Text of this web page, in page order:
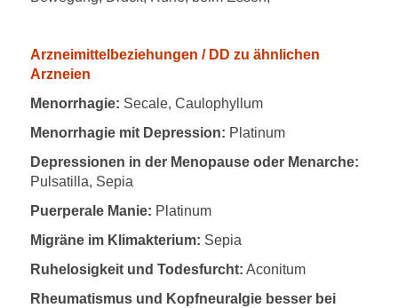
Arzneimittelbeziehungen / DD zu ähnlichen
Arzneien
Menorrhagie: Secale, Caulophyllum
Menorrhagie mit Depression: Platinum
Depressionen in der Menopause oder Menarche:
Pulsatilla, Sepia
Puerperale Manie: Platinum
Migräne im Klimakterium: Sepia
Ruhelosigkeit und Todesfurcht: Aconitum
Rheumatismus und Kopfneuralgie besser bei